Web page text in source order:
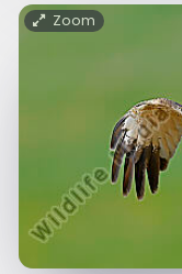
Zoom